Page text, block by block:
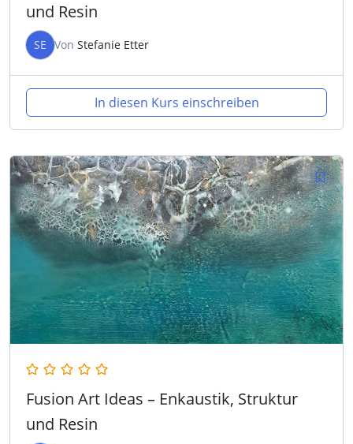
und Resin
SE Von Stefanie Etter
In diesen Kurs einschreiben
Fusion Art Ideas – Enkaustik, Struktur
und Resin